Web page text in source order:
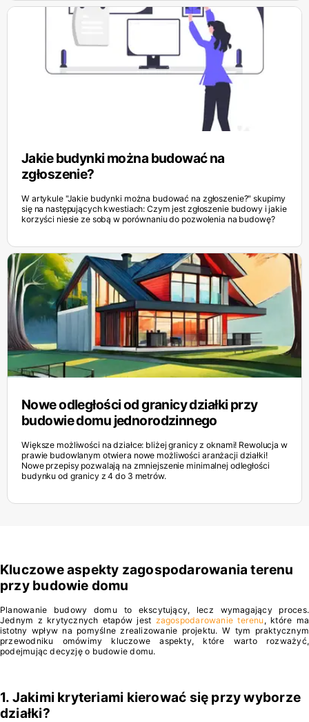
Jakie budynki można budować na
zgłoszenie?
W artykule "Jakie budynki można budować na zgłoszenie?" skupimy
się na następujących kwestiach: Czym jest zgłoszenie budowy i jakie
korzyści niesie ze sobą w porównaniu do pozwolenia na budowę?
Nowe odległości od granicy działki przy
budowie domu jednorodzinnego
Większe możliwości na działce: bliżej granicy z oknami! Rewolucja w
prawie budowlanym otwiera nowe możliwości aranżacji działki!
Nowe przepisy pozwalają na zmniejszenie minimalnej odległości
budynku od granicy z 4 do 3 metrów.
Kluczowe aspekty zagospodarowania terenu
przy budowie domu
Planowanie budowy domu to ekscytujący, lecz wymagający proces.
Jednym z krytycznych etapów jest zagospodarowanie terenu, które ma
istotny wpływ na pomyślne zrealizowanie projektu. W tym praktycznym
przewodniku omówimy kluczowe aspekty, które warto rozważyć,
podejmując decyzję o budowie domu.
1. Jakimi kryteriami kierować się przy wyborze
działki?